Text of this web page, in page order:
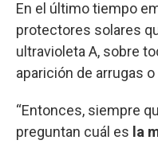
En el último tiempo
protectores solares
ultravioleta A, sobre
aparición de arrugas
“Entonces, siempre
preguntan cuál es la